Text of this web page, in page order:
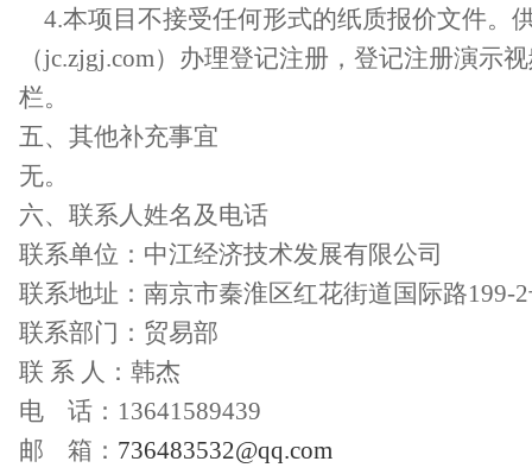
4.本项目不接受任何形式的纸质报价文件。
（jc.zjgj.com） 办理登记注册，登记注册演示
栏。
五、其他补充事宜
无。
六、 联系人姓名及电话
联系单位： 中江经济技术发展有限公司
联系地址： 南京市秦淮区红花街道国际路199-
联系部门： 贸易部
联 系 人： 韩杰
电
话： 13641589439
邮
箱： 736483532@qq.com